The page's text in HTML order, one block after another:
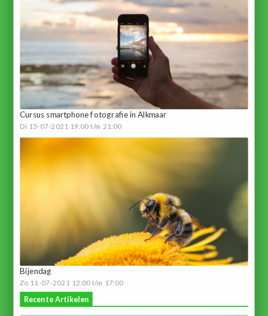
Cursus smartphone fotografie in Alkmaar
Di 13-07-2021 19:00 t/m 21:00
Bijendag
Zo 11-07-2021 12:00 t/m 17:00
Recente Artikelen